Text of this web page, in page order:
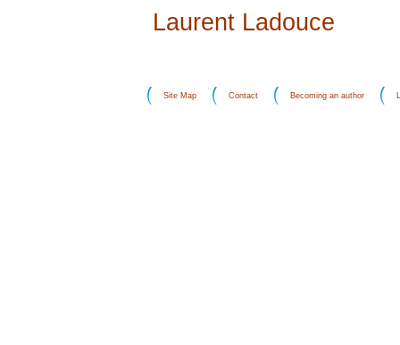
Laurent Ladouce
Site Map Contact Becoming an author